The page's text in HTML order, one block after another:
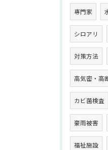
専門家
シロアリ
対策方法
高気密・高
カビ菌検査
豪雨被害
福祉施設